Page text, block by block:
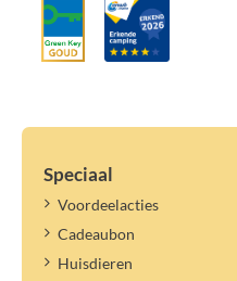
Speciaal
Voordeelacties
Cadeaubon
Huisdieren